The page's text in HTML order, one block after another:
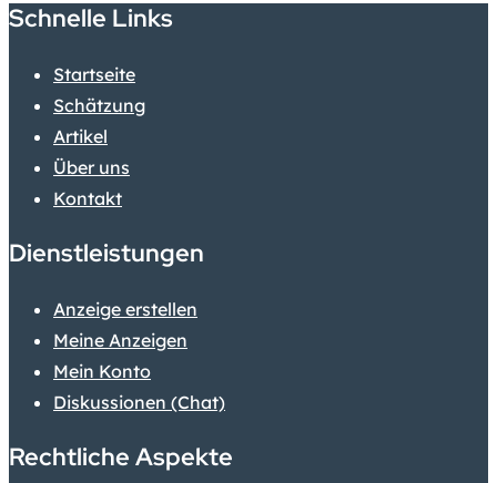
Schnelle Links
Startseite
Schätzung
Artikel
Über uns
Kontakt
Dienstleistungen
Anzeige erstellen
Meine Anzeigen
Mein Konto
Diskussionen (Chat)
Rechtliche Aspekte